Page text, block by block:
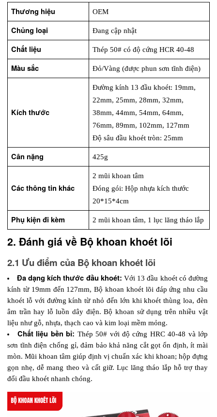
Thương hiệu OEM
Chủng loại Đang cập nhật
Chất liệu Thép 50# có độ cứng HCR 40-48
Màu sắc Đỏ/Vàng (được phun sơn tĩnh điện)
Kích thước
Đường kính 13 đầu khoét: 19mm,
22mm, 25mm, 28mm, 32mm,
38mm, 44mm, 54mm, 64mm,
76mm, 89mm, 102mm, 127mm
Độ sâu đầu khoét tròn: 25mm
Cân nặng 425g
Các thông tin khác
2 mũi khoan tâm
Đóng gói: Hộp nhựa kích thước
20*15*4cm
Phụ kiện đi kèm 2 mũi khoan tâm, 1 lục lăng tháo lắp
2. Đánh giá về Bộ khoan khoét lõi
2.1 Ưu điểm của Bộ khoan khoét lõi
Đa dạng kích thước đầu khoét: Với 13 đầu khoét có đường
kính từ 19mm đến 127mm, Bộ khoan khoét lõi đáp ứng nhu cầu
khoét lỗ với đường kính từ nhỏ đến lớn khi khoét thùng loa, đèn
âm trần hay lỗ luồn dây điện. Bộ khoan sử dụng trên nhiều vật
liệu như gỗ, nhựa, thạch cao và kim loại mềm mỏng.
Chất liệu bền bỉ: Thép 50# với độ cứng HRC 40-48 và lớp
sơn tĩnh điện chống gỉ, đảm bảo khả năng cắt gọt ổn định, ít mài
mòn. Mũi khoan tâm giúp định vị chuẩn xác khi khoan; hộp đựng
gọn nhẹ, dễ mang theo và cất giữ. Lục lăng tháo lắp hỗ trợ thay
đổi đầu khoét nhanh chóng.